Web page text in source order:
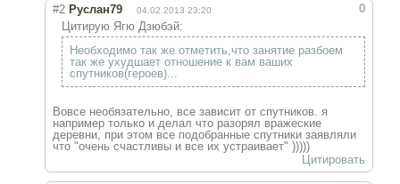
0
#2 Руслан79 04.02.2013 23:20
Цитирую Ягю Дзюбэй:
Необходимо так же отметить,что занятие разбоем
так же ухудшает отношение к вам ваших
спутников(героев)...
Вовсе необязательно, все зависит от спутников. я
например только и делал что разорял вражеские
деревни, при этом все подобранные спутники заявляли
что "очень счастливы и все их устраивает" )))))
Цитировать